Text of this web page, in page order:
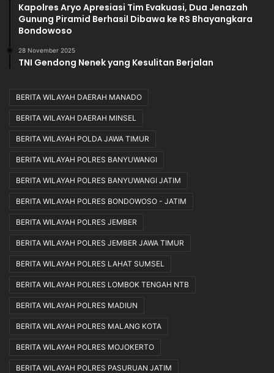
Kapolres Aryo Apresiasi Tim Evakuasi, Dua Jenazah
Gunung Piramid Berhasil Dibawa ke RS Bhayangkara
Bondowoso
28 November 2025
TNI Gendong Nenek yang Kesulitan Berjalan
BERITA WILAYAH DAERAH MANADO
BERITA WILAYAH DAERAH MINSEL
BERITA WILAYAH POLDA JAWA TIMUR
BERITA WILAYAH POLRES BANYUWANGI
BERITA WILAYAH POLRES BANYUWANGI JATIM
BERITA WILAYAH POLRES BONDOWOSO - JATIM
BERITA WILAYAH POLRES JEMBER
BERITA WILAYAH POLRES JEMBER JAWA TIMUR
BERITA WILAYAH POLRES LAHAT SUMSEL
BERITA WILAYAH POLRES LOMBOK TENGAH NTB
BERITA WILAYAH POLRES MADIUN
BERITA WILAYAH POLRES MALANG KOTA
BERITA WILAYAH POLRES MOJOKERTO
BERITA WILAYAH POLRES PASURUAN JATIM